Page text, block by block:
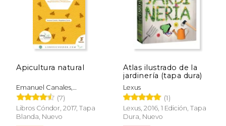
Apicultura natural
Emanuel Canales,
Magdalena Cortés
(7)
Libros Cóndor, 2017, Tapa
Blanda, Nuevo
Atlas ilustrado de la
jardinería (tapa dura)
Lexus
(1)
Lexus, 2016, 1 Edición, Tapa
Dura, Nuevo